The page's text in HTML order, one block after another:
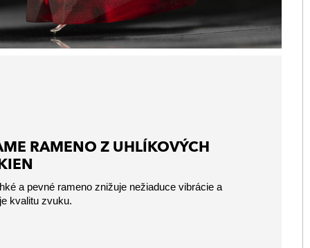
RAMENO Z UHLÍKOVÝCH
a pevné rameno znižuje nežiaduce vibrácie a
kvalitu zvuku.